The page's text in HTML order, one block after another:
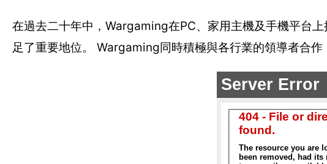
在過去二十年中，Wargaming在PC、家用主機及手機平台
足了重要地位。 Wargaming同時積極與各行業的領導者合